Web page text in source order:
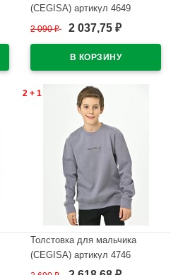
(CEGISA) артикул 4649
размерный ряд 30/116-34/134
2 090₽ 2 037,75 ₽
2 + 1
Толстовка для мальчика
(CEGISA) артикул 4746
размерный ряд 42/158-46/170